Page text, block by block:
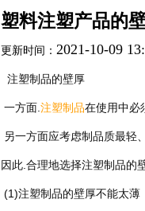
塑料注塑产品的
更新时间： 2021-10-09
注塑制品的壁厚
一方面. 注塑制品在使用中必
另一方面应考虑制品质最轻
因此.合理地选择注塑制品的
(1)注塑制品的壁厚不能太薄